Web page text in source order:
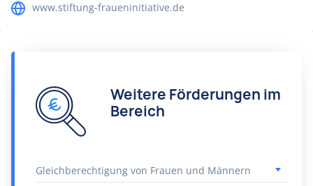
www.stiftung-fraueninitiative.de
Weitere Förderungen im
Bereich